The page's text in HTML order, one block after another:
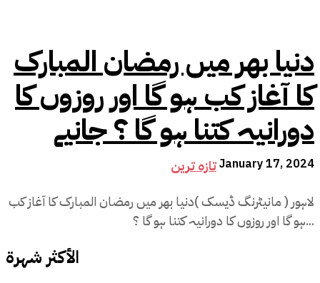
دنیا بھر میں رمضان المبارک
کا آغاز کب ہو گا اور روزوں کا
دورانیہ کتنا ہو گا ؟ جانیے
تازہ ترینJanuary 17, 2024
لاہور ( مانیٹرنگ ڈیسک )دنیا بھر میں رمضان المبارک کا آغاز کب
ہو گا اور روزوں کا دورانیہ کتنا ہو گا ؟...
الأكثر شهرة